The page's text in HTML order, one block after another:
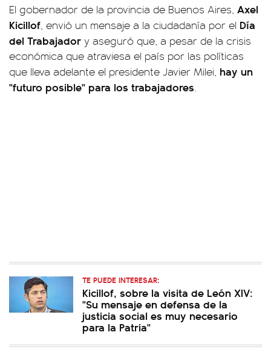
El gobernador de la provincia de Buenos Aires, Axel
Kicillof, envió un mensaje a la ciudadanía por el Día
del Trabajador y aseguró que, a pesar de la crisis
económica que atraviesa el país por las políticas
que lleva adelante el presidente Javier Milei, hay un
"futuro posible" para los trabajadores.
TE PUEDE INTERESAR:
Kicillof, sobre la visita de León XIV:
"Su mensaje en defensa de la
justicia social es muy necesario
para la Patria"